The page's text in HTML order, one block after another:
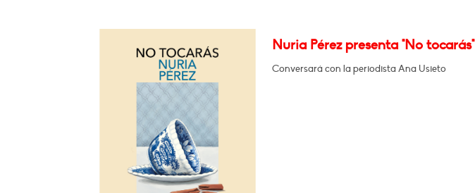
Nuria Pérez presenta "No tocarás"
Conversará con la periodista Ana Usieto